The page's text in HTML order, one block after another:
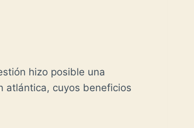
hizo posible una
atlántica, cuyos beneficios